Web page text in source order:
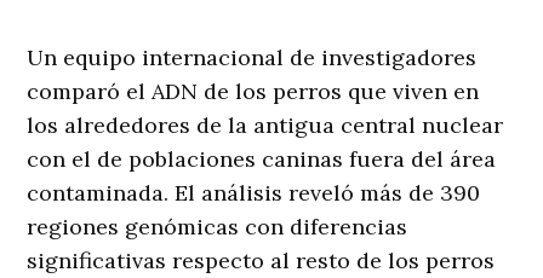
Un equipo internacional de investigadores
comparó el ADN de los perros que viven en
los alrededores de la antigua central nuclear
con el de poblaciones caninas fuera del área
contaminada. El análisis reveló más de 390
regiones genómicas con diferencias
significativas respecto al resto de los perros